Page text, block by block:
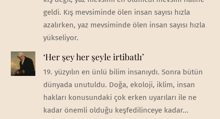
geldi. Kış mevsiminde ölen insan sayısı hızla
azalırken, yaz mevsiminde ölen insan sayısı hızla
yükseliyor.
‘Her şey her şeyle irtibatlı’
19. yüzyılın en ünlü bilim insanıydı. Sonra bütün
dünyada unutuldu. Doğa, ekoloji, iklim, insan
hakları konusundaki çok erken uyarıları ile ne
kadar önemli olduğu keşfedilinceye kadar...